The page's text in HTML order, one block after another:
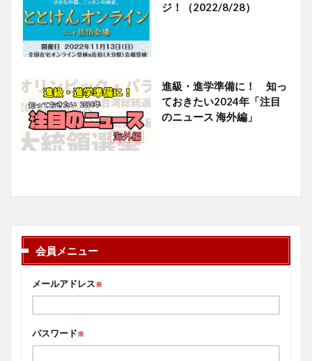
ジ！（2022/8/28）
進級・進学準備に！ 知っ
ておきたい2024年「注目
のニュース 海外編」
会員メニュー
メールアドレス※
パスワード※